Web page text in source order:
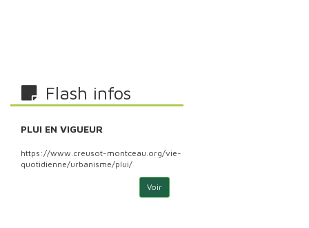
Flash infos
PLUI EN VIGUEUR
https://www.creusot-montceau.org/vie-
quotidienne/urbanisme/plui/
Voir